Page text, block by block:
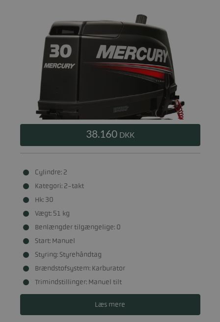
38.160 DKK
Cylindre: 2
Kategori: 2-takt
Hk: 30
Vægt: 51 kg
Benlængder tilgængelige: 0
Start: Manuel
Styring: Styrehåndtag
Brændstofsystem: Karburator
Trimindstillinger: Manuel tilt
Læs mere